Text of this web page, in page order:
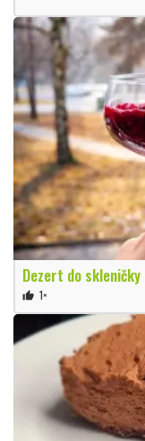
Dezert do skleničky
thumb_up 1×